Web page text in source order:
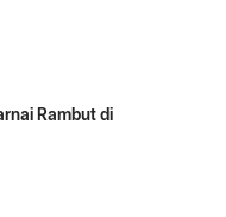
Rambut di